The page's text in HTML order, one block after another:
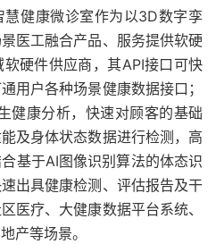
健康微诊室作为以3D数字孪
医工融合产品、服务提供软硬
硬件供应商，其API接口可快
用户各种场景健康数据接口；
健康分析，快速对顾客的基础
及身体状态数据进行检测，高
基于AI图像识别算法的体态识
出具健康检测、评估报告及干
医疗、大健康数据平台系统、
产等场景。